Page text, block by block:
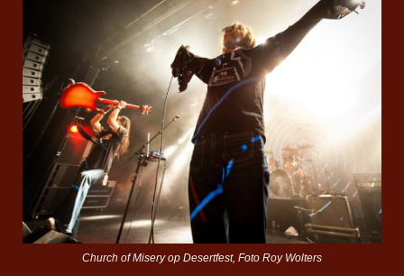
Church of Misery op Desertfest, Foto Roy Wolters